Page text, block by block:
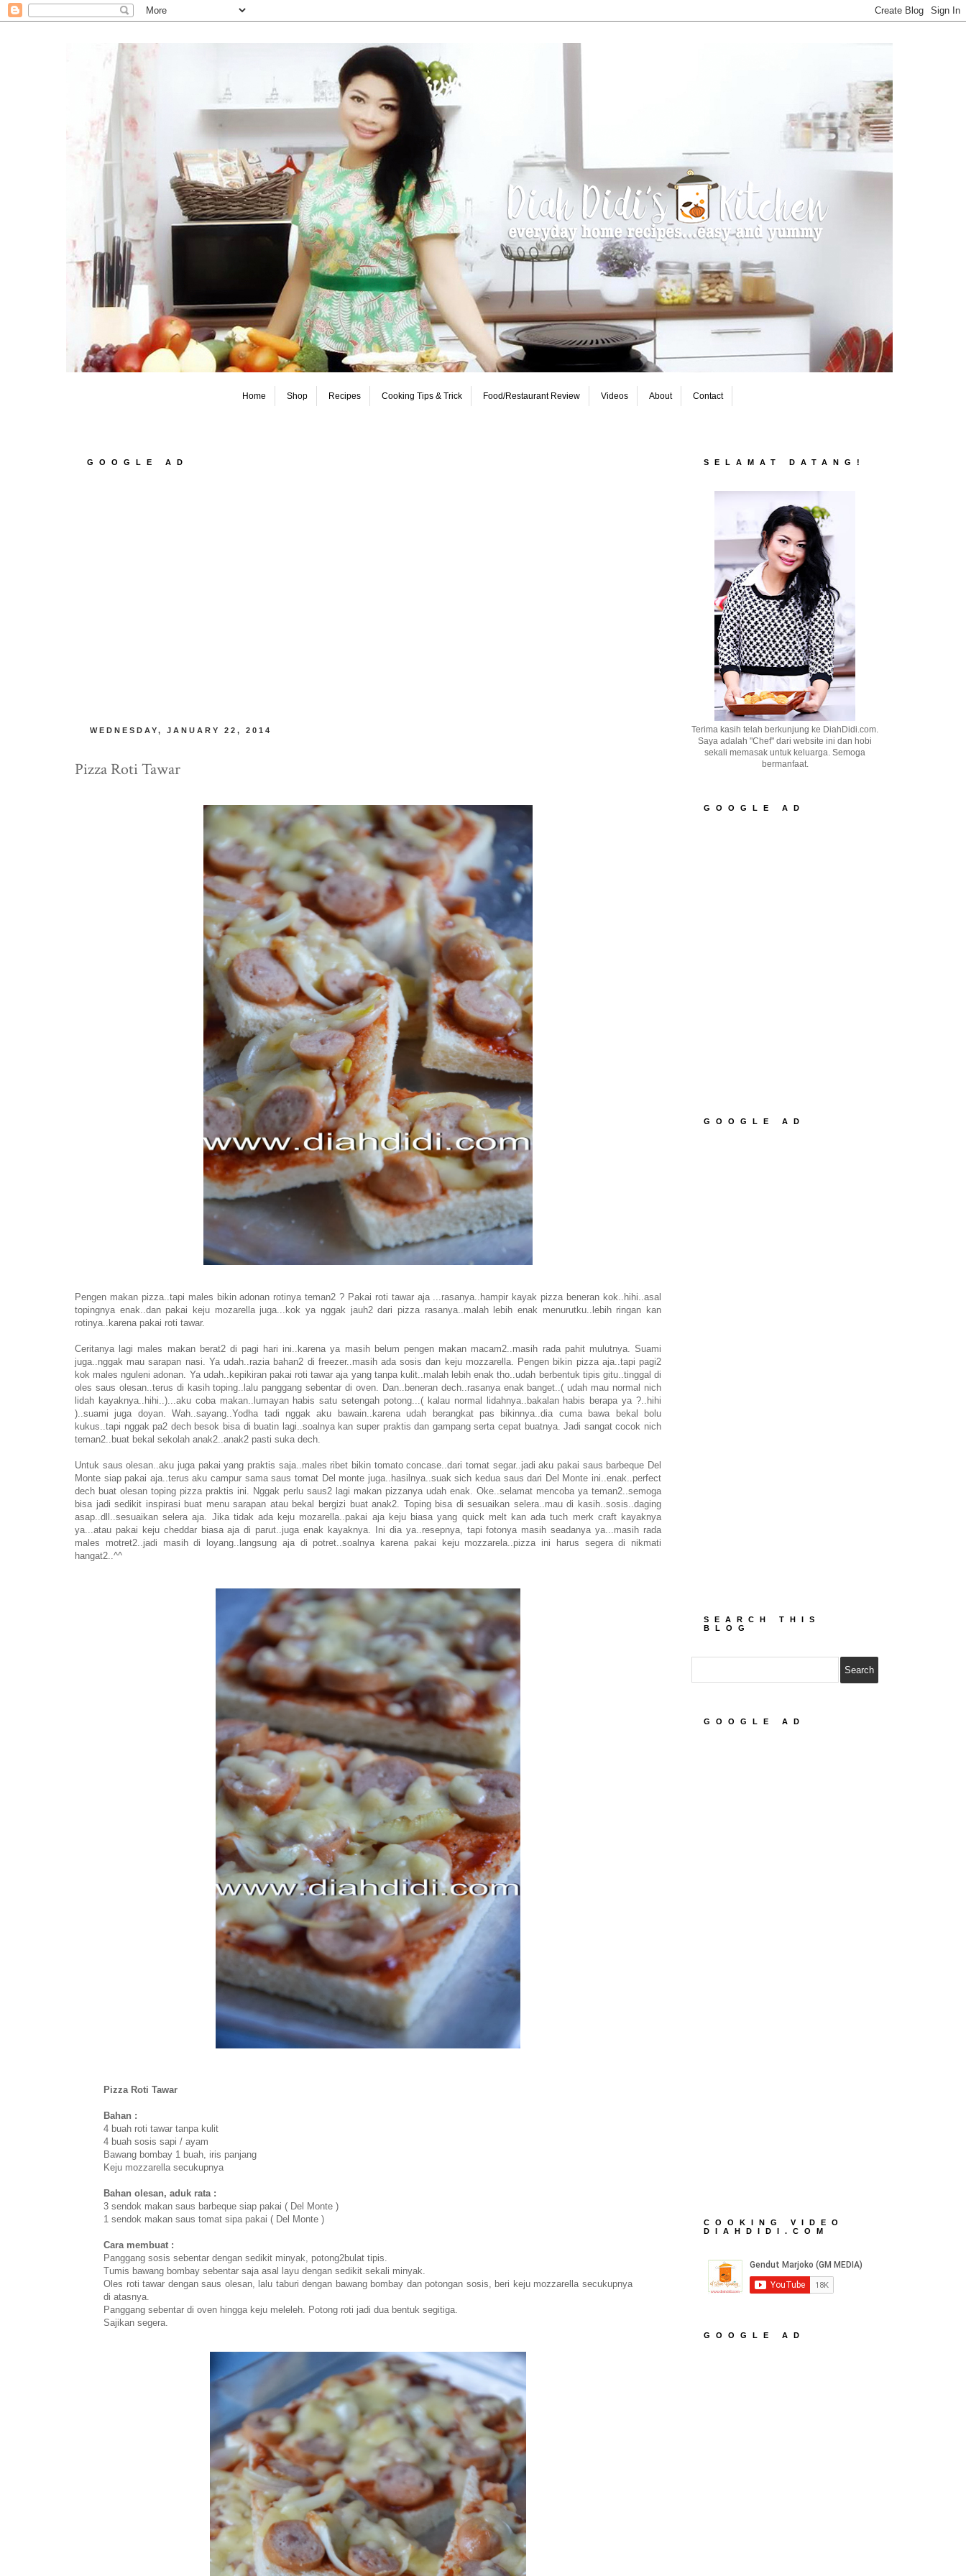
Home Shop Recipes Cooking Tips & Trick Food/Restaurant Review Videos About Contact
GOOGLE AD
WEDNESDAY, JANUARY 22, 2014
Pizza Roti Tawar
Pengen makan pizza..tapi males bikin adonan rotinya teman2 ? Pakai roti tawar aja ...rasanya..hampir kayak pizza beneran kok..hihi..asal
topingnya enak..dan pakai keju mozarella juga...kok ya nggak jauh2 dari pizza rasanya..malah lebih enak menurutku..lebih ringan kan
rotinya..karena pakai roti tawar.
Ceritanya lagi males makan berat2 di pagi hari ini..karena ya masih belum pengen makan macam2..masih rada pahit mulutnya. Suami
juga..nggak mau sarapan nasi. Ya udah..razia bahan2 di freezer..masih ada sosis dan keju mozzarella. Pengen bikin pizza aja..tapi pagi2
kok males nguleni adonan. Ya udah..kepikiran pakai roti tawar aja yang tanpa kulit..malah lebih enak tho..udah berbentuk tipis gitu..tinggal di
oles saus olesan..terus di kasih toping..lalu panggang sebentar di oven. Dan..beneran dech..rasanya enak banget..( udah mau normal nich
lidah kayaknya..hihi..)...aku coba makan..lumayan habis satu setengah potong...( kalau normal lidahnya..bakalan habis berapa ya ?..hihi
)..suami juga doyan. Wah..sayang..Yodha tadi nggak aku bawain..karena udah berangkat pas bikinnya..dia cuma bawa bekal bolu
kukus..tapi nggak pa2 dech besok bisa di buatin lagi..soalnya kan super praktis dan gampang serta cepat buatnya. Jadi sangat cocok nich
teman2..buat bekal sekolah anak2..anak2 pasti suka dech.
Untuk saus olesan..aku juga pakai yang praktis saja..males ribet bikin tomato concase..dari tomat segar..jadi aku pakai saus barbeque Del
Monte siap pakai aja..terus aku campur sama saus tomat Del monte juga..hasilnya..suak sich kedua saus dari Del Monte ini..enak..perfect
dech buat olesan toping pizza praktis ini. Nggak perlu saus2 lagi makan pizzanya udah enak. Oke..selamat mencoba ya teman2..semoga
bisa jadi sedikit inspirasi buat menu sarapan atau bekal bergizi buat anak2. Toping bisa di sesuaikan selera..mau di kasih..sosis..daging
asap..dll..sesuaikan selera aja. Jika tidak ada keju mozarella..pakai aja keju biasa yang quick melt kan ada tuch merk craft kayaknya
ya...atau pakai keju cheddar biasa aja di parut..juga enak kayaknya. Ini dia ya..resepnya, tapi fotonya masih seadanya ya...masih rada
males motret2..jadi masih di loyang..langsung aja di potret..soalnya karena pakai keju mozzarela..pizza ini harus segera di nikmati
hangat2..^^
Pizza Roti Tawar
Bahan :
4 buah roti tawar tanpa kulit
4 buah sosis sapi / ayam
Bawang bombay 1 buah, iris panjang
Keju mozzarella secukupnya
Bahan olesan, aduk rata :
3 sendok makan saus barbeque siap pakai ( Del Monte )
1 sendok makan saus tomat sipa pakai ( Del Monte )
Cara membuat :
Panggang sosis sebentar dengan sedikit minyak, potong2bulat tipis.
Tumis bawang bombay sebentar saja asal layu dengan sedikit sekali minyak.
Oles roti tawar dengan saus olesan, lalu taburi dengan bawang bombay dan potongan sosis, beri keju mozzarella secukupnya
di atasnya.
Panggang sebentar di oven hingga keju meleleh. Potong roti jadi dua bentuk segitiga.
Sajikan segera.
SELAMAT DATANG!
Terima kasih telah berkunjung ke DiahDidi.com.
Saya adalah "Chef" dari website ini dan hobi
sekali memasak untuk keluarga. Semoga
bermanfaat.
GOOGLE AD
GOOGLE AD
SEARCH THIS
BLOG
GOOGLE AD
COOKING VIDEO
DIAHDIDI.COM
GOOGLE AD